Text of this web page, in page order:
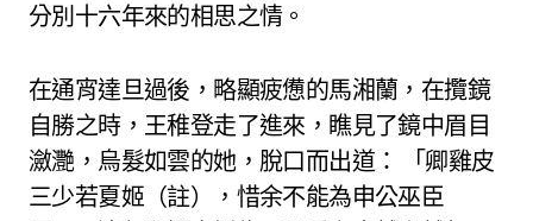
分別十六年來的相思之情。
在通宵達旦過後，略顯疲憊的馬湘蘭，在攬鏡
自勝之時，王稚登走了進來，瞧見了鏡中眉目
瀲灧，烏髮如雲的她，脫口而出道： 「卿雞皮
三少若夏姬（註），惜余不能為申公巫臣